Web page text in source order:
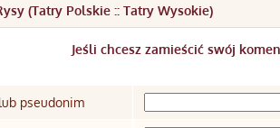
(Tatry Polskie :: Tatry Wysokie)
Jeśli chcesz zamieścić swój
pseudonim